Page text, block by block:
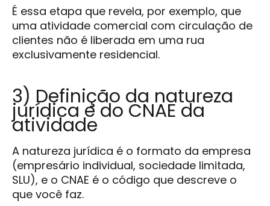
É essa etapa que revela, por exemplo, que
uma atividade comercial com circulação de
clientes não é liberada em uma rua
exclusivamente residencial.
3) Definição da natureza
jurídica e do CNAE da
atividade
A natureza jurídica é o formato da empresa
(empresário individual, sociedade limitada,
SLU), e o CNAE é o código que descreve o
que você faz.